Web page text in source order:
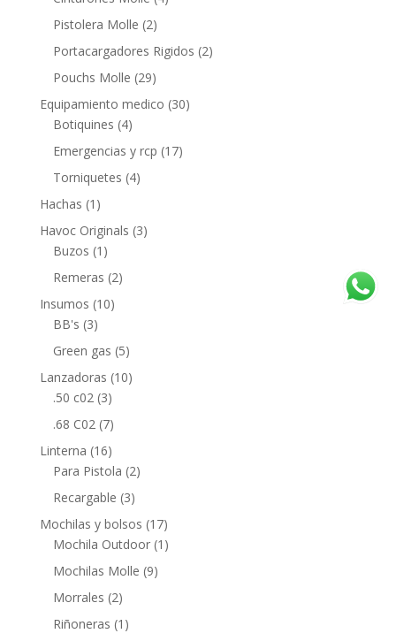
Pistolera Molle (2)
Portacargadores Rigidos (2)
Pouchs Molle (29)
Equipamiento medico (30)
Botiquines (4)
Emergencias y rcp (17)
Torniquetes (4)
Hachas (1)
Havoc Originals (3)
Buzos (1)
Remeras (2)
Insumos (10)
BB's (3)
Green gas (5)
Lanzadoras (10)
.50 c02 (3)
.68 C02 (7)
Linterna (16)
Para Pistola (2)
Recargable (3)
Mochilas y bolsos (17)
Mochila Outdoor (1)
Mochilas Molle (9)
Morrales (2)
Riñoneras (1)